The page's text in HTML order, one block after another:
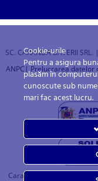
SC. CARANDA BATERII
ANPC | Prelucrarea datelor
Caranda.ro este un
Cookie-urile
Pentru a asigura
plasăm în
cunoscute sub
mari fac acest lucru.